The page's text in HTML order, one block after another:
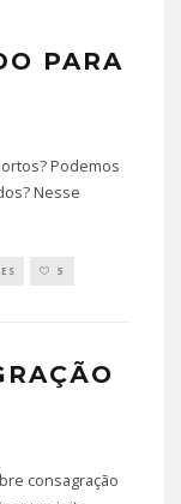
PARA
Podemos
Nesse
5
consagração